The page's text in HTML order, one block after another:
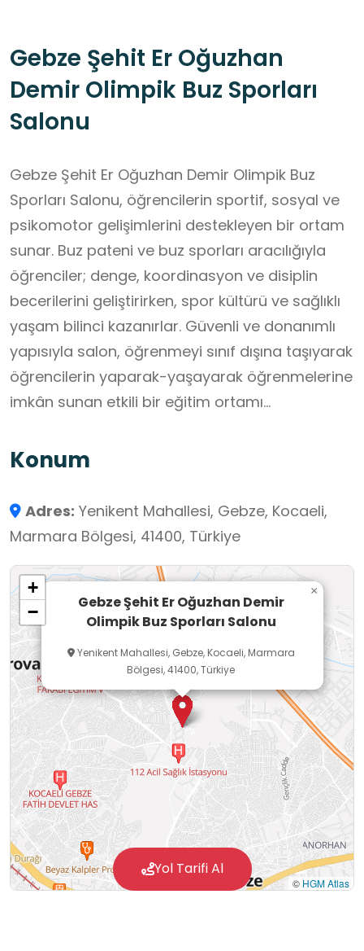
Gebze Şehit Er Oğuzhan
Demir Olimpik Buz Sporları
Salonu
Gebze Şehit Er Oğuzhan Demir Olimpik Buz
Sporları Salonu, öğrencilerin sportif, sosyal ve
psikomotor gelişimlerini destekleyen bir ortam
sunar. Buz pateni ve buz sporları aracılığıyla
öğrenciler; denge, koordinasyon ve disiplin
becerilerini geliştirirken, spor kültürü ve sağlıklı
yaşam bilinci kazanırlar. Güvenli ve donanımlı
yapısıyla salon, öğrenmeyi sınıf dışına taşıyarak
öğrencilerin yaparak-yaşayarak öğrenmelerine
imkân sunan etkili bir eğitim ortamı
Konum
Adres: Yenikent Mahallesi, Gebze, Kocaeli,
Marmara Bölgesi, 41400, Türkiye
Gebze Şehit Er Oğuzhan Demir
Olimpik Buz Sporları Salonu
Yenikent Mahallesi, Gebze, Kocaeli, Marmara
Bölgesi, 41400, Türkiye
×
+
−
© HGM Atlas
Yol Tarifi Al